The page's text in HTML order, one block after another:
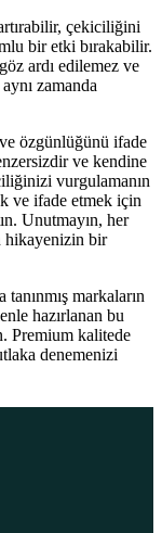
çekiciliğini
bir etki bırakabilir.
ardı edilemez ve
zamanda
özgünlüğünü ifade
ve kendine
vurgulamanın
ve ifade etmek için
Unutmayın, her
hikayenizin bir
markaların
hazırlanan bu
Premium kalitede
denemenizi